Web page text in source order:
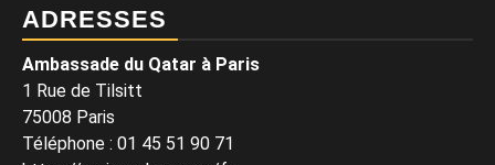
ADRESSES
Ambassade du Qatar à Paris
1 Rue de Tilsitt
75008 Paris
Téléphone : 01 45 51 90 71